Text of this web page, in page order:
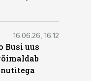
16.06.26, 16:12
Busi uus